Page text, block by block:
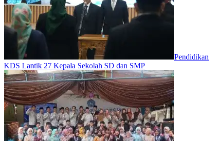
Pendidikan
KDS Lantik 27 Kepala Sekolah SD dan SMP